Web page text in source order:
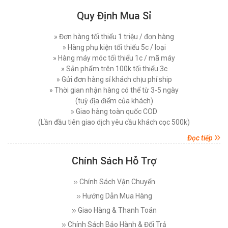
Cách Sử Dụng Máy May 1 Kim Điện Tử Công
Thứ bảy, 17/01/2026
Nên Mua Máy May Gia Đình Hay Máy May Công
Nghiệp
Thứ ba, 13/01/2026
Tổng Hợp Các Linh Kiện Phụ Kiện Máy Cắt Vải
Cầm Tay Không Thể Thiếu Cho Xưởng May
Thứ năm, 08/01/2026
Hướng Dẫn Thay Lưỡi Dao Máy Cắt Vải Đứng
Hiệu Quả Đúng Cách
Nên chọn Loại Nào ?
Máy Cắt Chỉ Thừa Là Gì? Cấu Tạo Và Nguyên Lý
Đăng nhập để xem giá sỉ
MÁY CẮT VẢI CẦM TAY LEJIANG YJ-70A CÔNG
SUẤT 170W
Đăng nhập để xem giá sỉ
Giá bán lẻ:1.190.000đ
MÁY CẮT VẢI CẦM TAY MÔ TƠ CƠ CHEERING
Giá bán lẻ: 1.190.000đ
MÁY CẮT VẢI CẦM TAY CHEERING RCS-125
CÔNG SUẤT 250 W
Đăng nhập để xem giá sỉ
Giá bán lẻ:2.780.000đ
Chính Sách Hỗ Trợ
Chính Sách Vận Chuyển
Hướng Dẫn Mua Hàng
Giao Hàng & Thanh Toán
Chính Sách Bảo Hành & Đổi Trả
Quy Định Mua Sỉ
» Đơn hàng tối thiểu 1 triệu / đơn hàng
» Hàng phụ kiện tối thiểu 5c / loại
» Hàng máy móc tối thiểu 1c / mã máy
» Sản phẩm trên 100k tối thiểu 3c
» Gửi đơn hàng sỉ khách chịu phí ship
» Thời gian nhận hàng có thể từ 3-5 ngày
(tuỳ địa điểm của khách)
» Giao hàng toàn quốc COD
(Lần đầu tiên giao dịch yêu cầu khách cọc 500k)
Đọc tiếp